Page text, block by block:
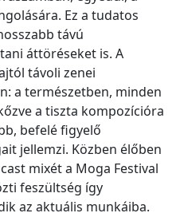
Ez a tudatos
távú
áttöréseket is. A
távoli zenei
a természetben, minden
a tiszta kompozícióra
befelé figyelő
jellemzi. Közben élőben
mixét a Moga Festival
feszültség így
az aktuális munkáiba.